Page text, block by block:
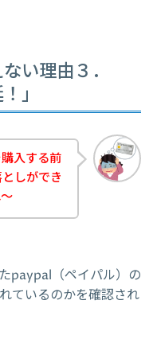
い理由３．
」
入する前
しができ
paypal（ペイパル）の
ているのかを確認され